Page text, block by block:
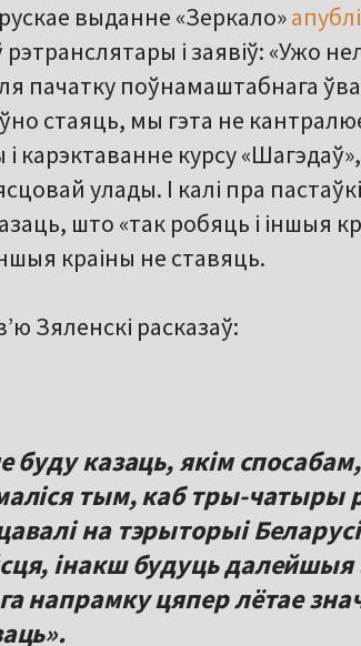
выданне «Зеркало»
рэтранслятары і заявіў: «Ужо
пачатку поўнамаштабнага
стаяць, мы гэта не
карэктаванне курсу
улады. І калі пра
што «так робяць і іншыя
краіны не ставяць.
Зяленскі расказаў:
буду казаць, якім
тым, каб тры-чатыры
на тэрыторыі
інакш будуць далейшыя
напрамку цяпер лётае